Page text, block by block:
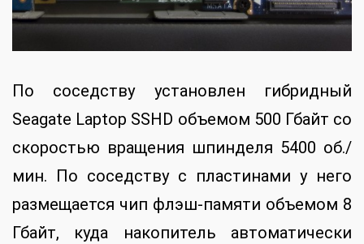
По соседству установлен гибридный
Seagate Laptop SSHD объемом 500 Гбайт со
скоростью вращения шпинделя 5400 об./
мин. По соседству с пластинами у него
размещается чип флэш-памяти объемом 8
Гбайт, куда накопитель автоматически